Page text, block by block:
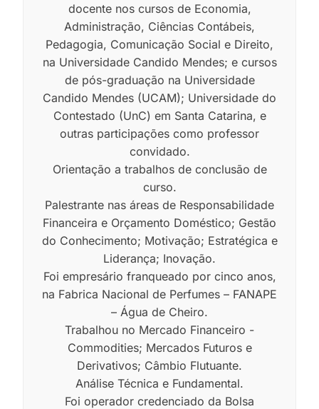
docente nos cursos de Economia,
Administração, Ciências Contábeis,
Pedagogia, Comunicação Social e Direito,
na Universidade Candido Mendes; e cursos
de pós-graduação na Universidade
Candido Mendes (UCAM); Universidade do
Contestado (UnC) em Santa Catarina, e
outras participações como professor
convidado.
Orientação a trabalhos de conclusão de
curso.
Palestrante nas áreas de Responsabilidade
Financeira e Orçamento Doméstico; Gestão
do Conhecimento; Motivação; Estratégica e
Liderança; Inovação.
Foi empresário franqueado por cinco anos,
na Fabrica Nacional de Perfumes – FANAPE
– Água de Cheiro.
Trabalhou no Mercado Financeiro -
Commodities; Mercados Futuros e
Derivativos; Câmbio Flutuante.
Análise Técnica e Fundamental.
Foi operador credenciado da Bolsa